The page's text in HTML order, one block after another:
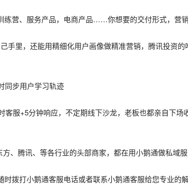
练营、服务产品，电商产品……你想要的交付形式，营
手里，还能用精细化用户画像做精准营销，腾讯投资
同步用户学习轨迹
客服+5分钟响应，不定期线下沙龙，老板也都亲自下
、腾讯、等各行业的头部商家，都在用小鹅通做私域
拨打小鹅通客服电话或者联系小鹅通客服给您专业的解